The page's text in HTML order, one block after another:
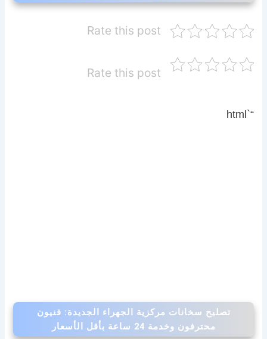
Rate this post
Rate this post
“`html
تصليح سخانات مركزية الجهراء الجديدة: فنيون
محترفون وخدمة 24 ساعة بأقل الأسعار